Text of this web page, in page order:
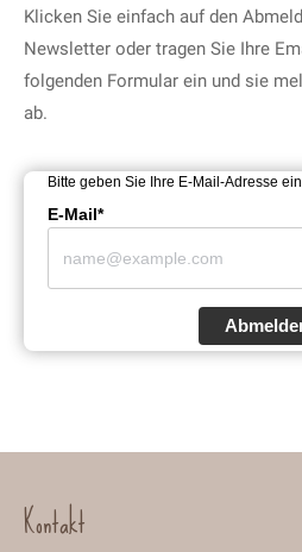
Klicken Sie einfach auf den
Newsletter oder tragen Sie Ihre
folgenden Formular ein und sie
ab.
Bitte geben Sie Ihre E-Mail-Adresse
E-Mail*
Kontakt